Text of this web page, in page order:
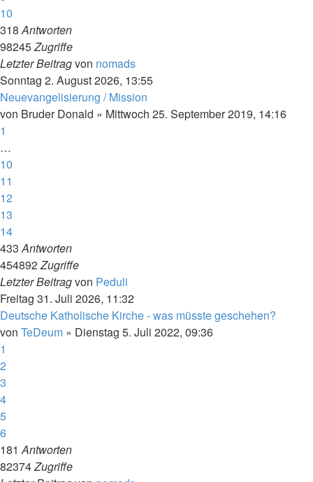
10
318Antworten
98245Zugriffe
Letzter Beitragvon nomads
Sonntag 2. August 2026, 13:55
Neuevangelisierung / Mission
von Bruder Donald » Mittwoch 25. September 2019, 14:16
1
…
10
11
12
13
14
433Antworten
454892Zugriffe
Letzter Beitragvon Peduli
Freitag 31. Juli 2026, 11:32
Deutsche Katholische Kirche - was müsste geschehen?
von TeDeum » Dienstag 5. Juli 2022, 09:36
1
2
3
4
5
6
181Antworten
82374Zugriffe